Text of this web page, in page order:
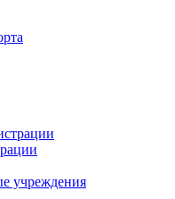
учреждения